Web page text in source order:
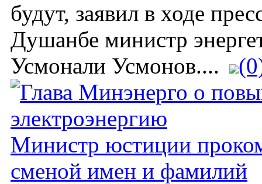
будут, заявил в ходе
Душанбе министр
Усмонали Усмонов....
Министр юстиции
сменой имен и фамилий